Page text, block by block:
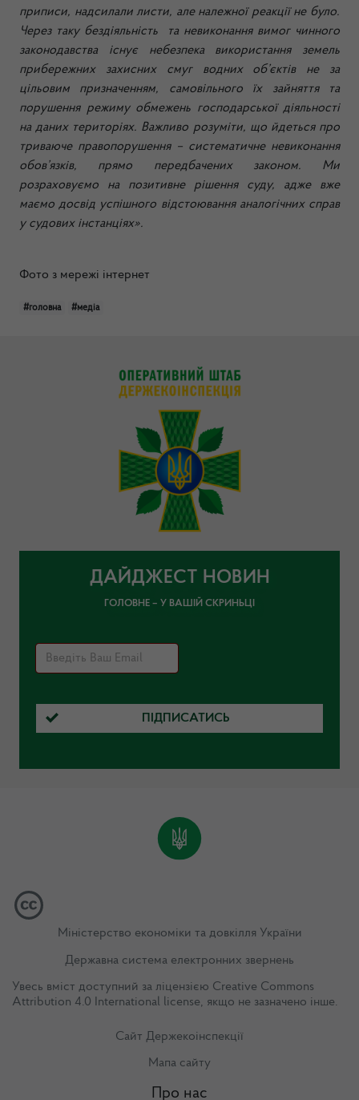
приписи, надсилали листи, але належної реакції не було.
Через таку бездіяльність та невиконання вимог чинного
законодавства існує небезпека використання земель
прибережних захисних смуг водних об’єктів не за
цільовим призначенням, самовільного їх зайняття та
порушення режиму обмежень господарської діяльності
на даних територіях. Важливо розуміти, що йдеться про
триваюче правопорушення – систематичне невиконання
обов’язків, прямо передбачених законом. Ми
розраховуємо на позитивне рішення суду, адже вже
маємо досвід успішного відстоювання аналогічних справ
у судових інстанціях».
Фото з мережі інтернет
#головна #медіа
ДАЙДЖЕСТ НОВИН
ГОЛОВНЕ – У ВАШІЙ СКРИНЬЦІ
ПІДПИСАТИСЬ
Міністерство економіки та довкілля України
Державна система електронних звернень
Увесь вміст доступний за ліцензією Creative Commons
Attribution 4.0 International license, якщо не зазначено інше.
Сайт Держекоінспекції
Мапа сайту
Про нас